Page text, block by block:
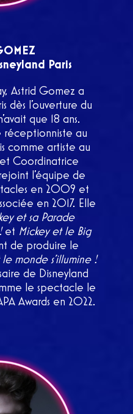
Paris
, Astrid Gomez a
dès l’ouverture du
que 18 ans.
réceptionniste au
comme artiste au
Coordinatrice
l’équipe de
en 2009 et
en 2017. Elle
et sa Parade
et Mickey et le Big
de produire le
monde s’illumine !
de Disneyland
le spectacle le
Awards en 2022.